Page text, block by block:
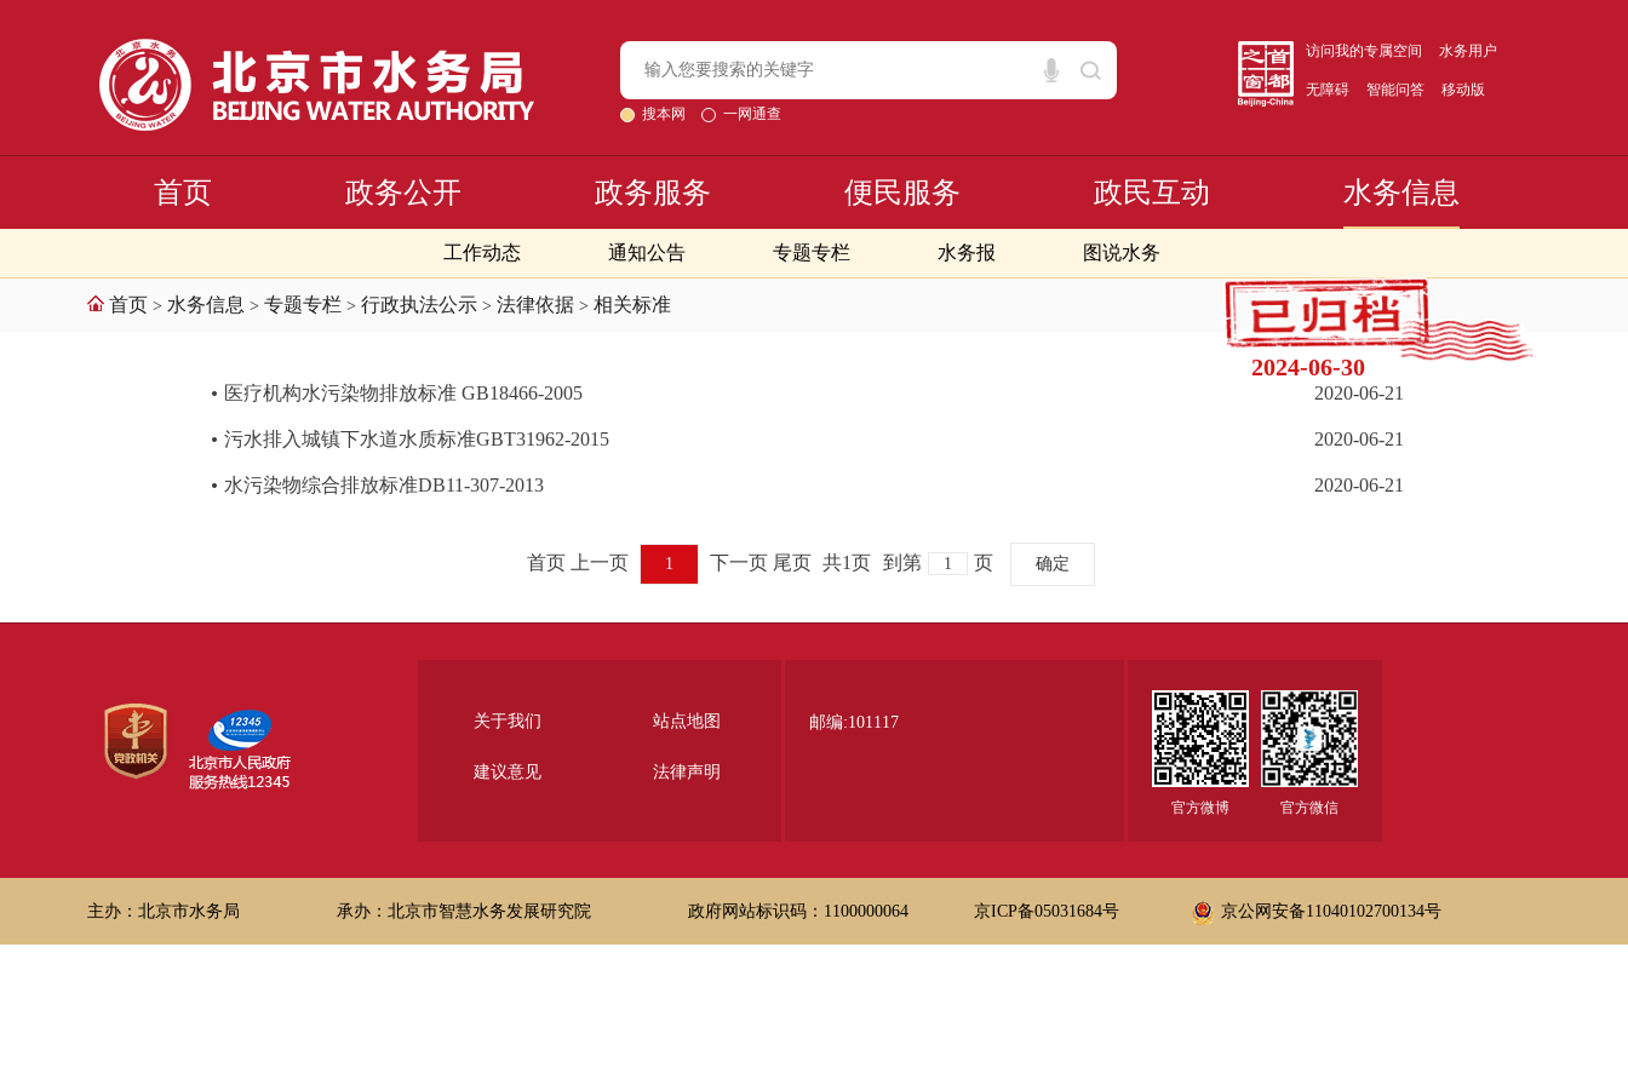
搜本网 一网通查
访问我的专属空间 水务用户
无障碍 智能问答 移动版
首页 政务公开 政务服务 便民服务 政民互动 水务信息
工作动态 通知公告 专题专栏 水务报 图说水务
首页 > 水务信息 > 专题专栏 > 行政执法公示 > 法律依据 > 相关标准
医疗机构水污染物排放标准 GB18466-2005 2020-06-21
污水排入城镇下水道水质标准GBT31962-2015 2020-06-21
水污染物综合排放标准DB11-307-2013 2020-06-21
首页 上一页 1 下一页 尾页 共1页 到第 页 确定
关于我们 站点地图
建议意见 法律声明
邮编:101117
官方微博 官方微信
主办：北京市水务局 承办：北京市智慧水务发展研究院 政府网站标识码：1100000064 京ICP备05031684号 京公网安备11040102700134号
2024-06-30